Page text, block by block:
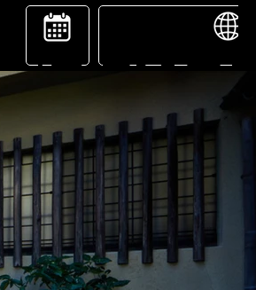
宿
泊
予